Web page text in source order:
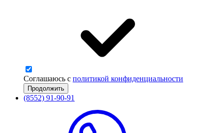
Соглашаюсь с политикой конфиденциальности
(8552) 91-90-91